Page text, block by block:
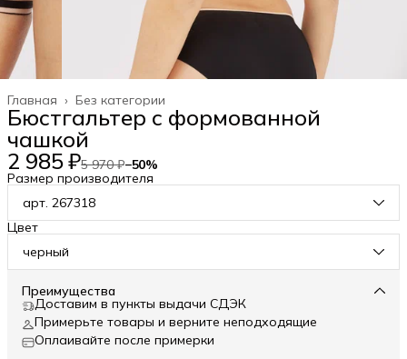
Без категории
Главная ›
Бюстгальтер с формованной
чашкой
2 985 ₽5 970 ₽−50%
Размер производителя
арт. 267318
Цвет
черный
Преимущества
Доставим в пункты выдачи СДЭК
Примерьте товары и верните неподходящие
Оплаивайте после примерки